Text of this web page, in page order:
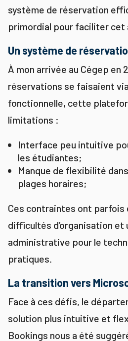
système de réservation
primordial pour faciliter cet
Un système de
À mon arrivée au Cégep en
réservations se faisaient via
fonctionnelle, cette
limitations :
Interface peu intuitive
les étudiantes;
Manque de flexibilité
plages horaires;
Ces contraintes ont parfois
difficultés d’organisation et
administrative pour le
pratiques.
La transition vers
Face à ces défis, le
solution plus intuitive et
Bookings nous a été